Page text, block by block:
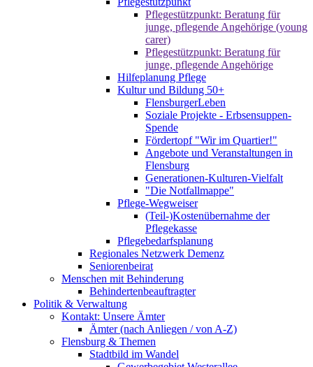
Pflegestützpunkt: Beratung für
junge, pflegende Angehörige (young
carer)
Pflegestützpunkt: Beratung für
junge, pflegende Angehörige
Hilfeplanung Pflege
Kultur und Bildung 50+
FlensburgerLeben
Soziale Projekte - Erbsensuppen-
Spende
Fördertopf "Wir im Quartier!"
Angebote und Veranstaltungen in
Flensburg
Generationen-Kulturen-Vielfalt
"Die Notfallmappe"
Pflege-Wegweiser
(Teil-)Kostenübernahme der
Pflegekasse
Pflegebedarfsplanung
Regionales Netzwerk Demenz
Seniorenbeirat
Menschen mit Behinderung
Behindertenbeauftragter
Politik & Verwaltung
Kontakt: Unsere Ämter
Ämter (nach Anliegen / von A-Z)
Flensburg & Themen
Stadtbild im Wandel